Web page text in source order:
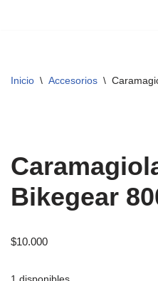
Inicio \ Accesorios \
Bikegear
$10.000